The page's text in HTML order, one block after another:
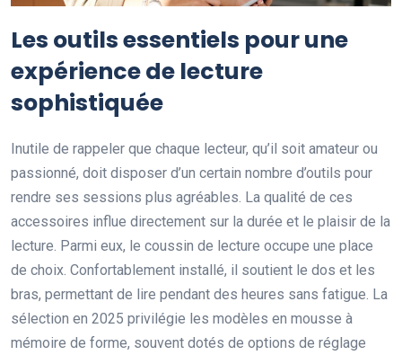
Les outils essentiels pour une
expérience de lecture
sophistiquée
Inutile de rappeler que chaque lecteur, qu’il soit amateur ou
passionné, doit disposer d’un certain nombre d’outils pour
rendre ses sessions plus agréables. La qualité de ces
accessoires influe directement sur la durée et le plaisir de la
lecture. Parmi eux, le coussin de lecture occupe une place
de choix. Confortablement installé, il soutient le dos et les
bras, permettant de lire pendant des heures sans fatigue. La
sélection en 2025 privilégie les modèles en mousse à
mémoire de forme, souvent dotés de options de réglage